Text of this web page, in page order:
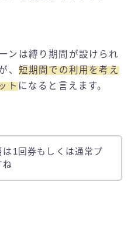
ンは縛り期間が設けられ
、 短期間での利用を考え
ト になると言えます。
1回券もしくは通常プ
ね